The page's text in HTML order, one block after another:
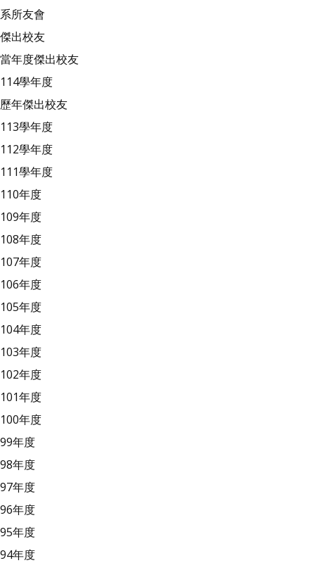
系所友會
傑出校友
當年度傑出校友
114學年度
歷年傑出校友
113學年度
112學年度
111學年度
110年度
109年度
108年度
107年度
106年度
105年度
104年度
103年度
102年度
101年度
100年度
99年度
98年度
97年度
96年度
95年度
94年度